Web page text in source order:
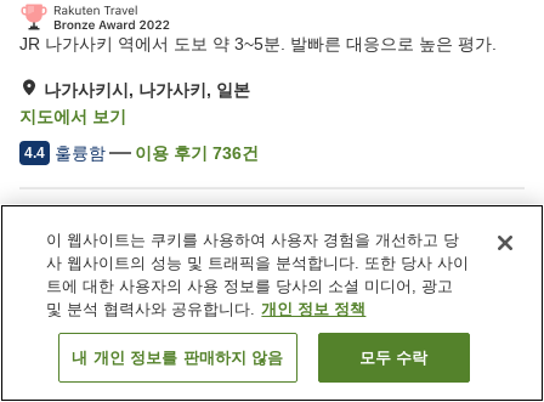
JR 나가사키 역에서 도보 약 3~5분. 발빠른 대응으로 높은 평가.
나가사키시, 나가사키, 일본
지도에서 보기
4.4 훌륭함 이용 후기 736건
주차장
스파 / 미용실
자동판매기
세탁 (유료)
일본 나가사키 나가사키시 JR 규슈 호텔 나가사키
객실 보기
이 웹사이트는 쿠키를 사용하여 사용자 경험을 개선하고 당
사 웹사이트의 성능 및 트래픽을 분석합니다. 또한 당사 사이
트에 대한 사용자의 사용 정보를 당사의 소셜 미디어, 광고
및 분석 협력사와 공유합니다. 개인 정보 정책
내 개인 정보를 판매하지 않음 모두 수락